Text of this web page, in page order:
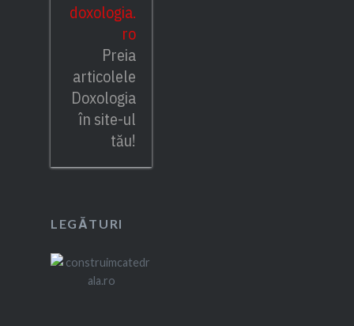
doxologia.
ro
Preia
articolele
Doxologia
în site-ul
tău!
LEGĂTURI